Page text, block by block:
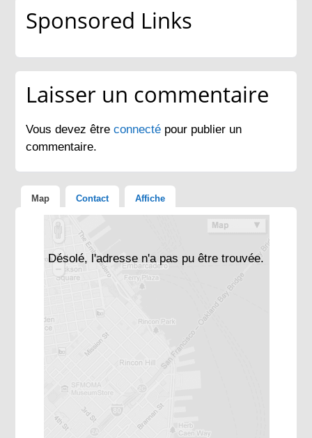
Sponsored Links
Laisser un commentaire
Vous devez êtreconnecté pour publier un
commentaire.
Map Contact Affiche
Désolé, l'adresse n'a pas pu être trouvée.